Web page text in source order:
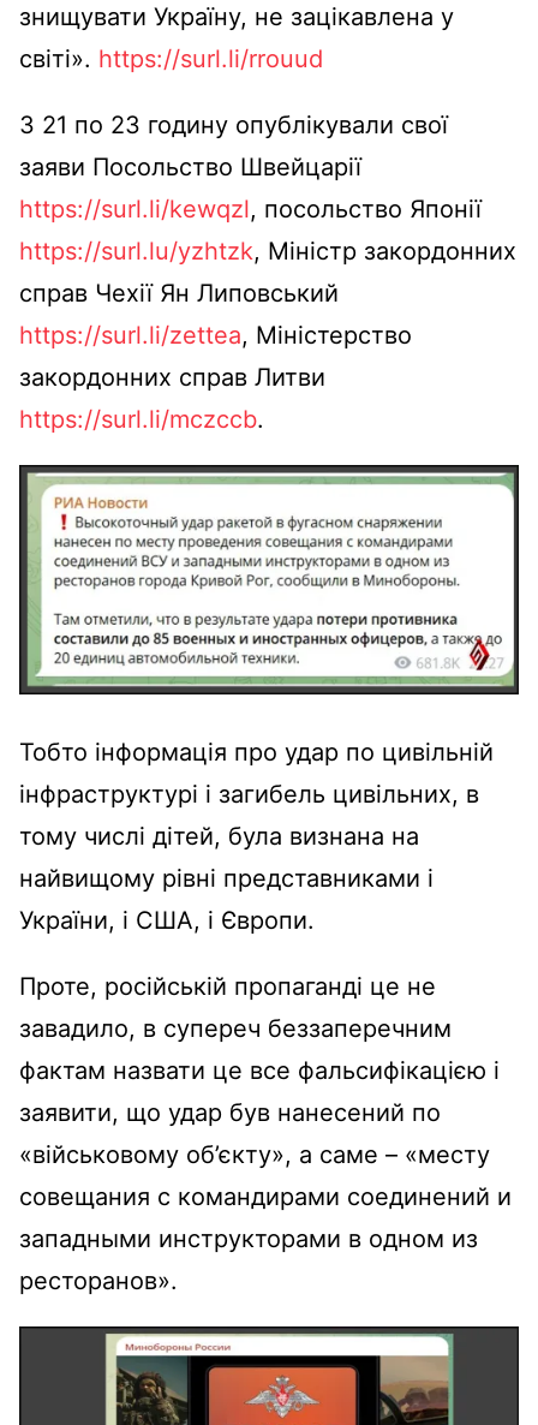
знищувати Україну, не зацікавлена ​​у
світі». https://surl.li/rrouud
З 21 по 23 годину опублікували свої
заяви Посольство Швейцарії
https://surl.li/kewqzl, посольство Японії
https://surl.lu/yzhtzk, Міністр закордонних
справ Чехії Ян Липовський
https://surl.li/zettea, Міністерство
закордонних справ Литви
https://surl.li/mczccb.
Тобто інформація про удар по цивільній
інфраструктурі і загибель цивільних, в
тому числі дітей, була визнана на
найвищому рівні представниками і
України, і США, і Європи.
Проте, російській пропаганді це не
завадило, в супереч беззаперечним
фактам назвати це все фальсифікацією і
заявити, що удар був нанесений по
«військовому об’єкту», а саме – «месту
совещания с командирами соединений и
западными инструкторами в одном из
ресторанов».